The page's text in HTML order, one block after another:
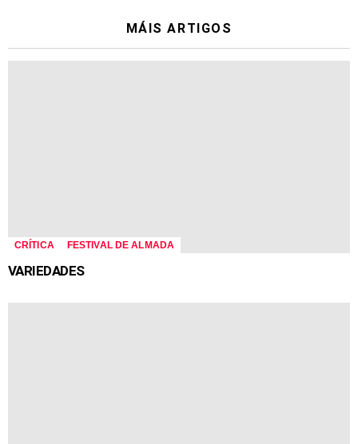
MÁIS ARTIGOS
CRÍTICA FESTIVAL DE ALMADA
VARIEDADES